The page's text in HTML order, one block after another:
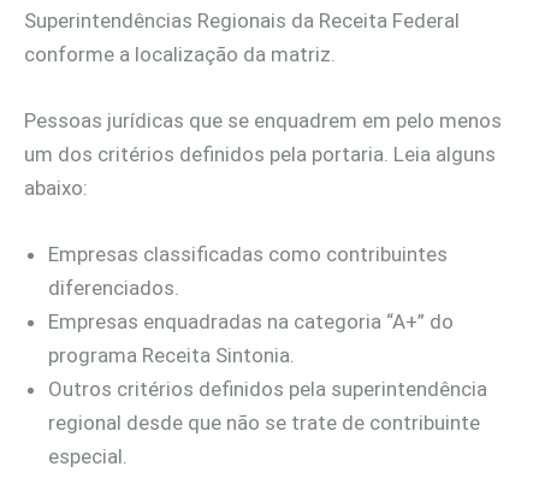
Superintendências Regionais da Receita Federal
conforme a localização da matriz.
Pessoas jurídicas que se enquadrem em pelo menos
um dos critérios definidos pela portaria. Leia alguns
abaixo:
Empresas classificadas como contribuintes
diferenciados.
Empresas enquadradas na categoria “A+” do
programa Receita Sintonia.
Outros critérios definidos pela superintendência
regional desde que não se trate de contribuinte
especial.